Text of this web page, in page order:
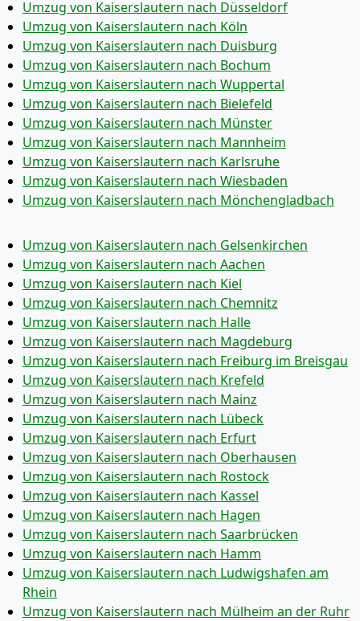
Umzug von Kaiserslautern nach Düsseldorf
Umzug von Kaiserslautern nach Köln
Umzug von Kaiserslautern nach Duisburg
Umzug von Kaiserslautern nach Bochum
Umzug von Kaiserslautern nach Wuppertal
Umzug von Kaiserslautern nach Bielefeld
Umzug von Kaiserslautern nach Münster
Umzug von Kaiserslautern nach Mannheim
Umzug von Kaiserslautern nach Karlsruhe
Umzug von Kaiserslautern nach Wiesbaden
Umzug von Kaiserslautern nach Mönchen­gladbach
Umzug von Kaiserslautern nach Gelsenkirchen
Umzug von Kaiserslautern nach Aachen
Umzug von Kaiserslautern nach Kiel
Umzug von Kaiserslautern nach Chemnitz
Umzug von Kaiserslautern nach Halle
Umzug von Kaiserslautern nach Magdeburg
Umzug von Kaiserslautern nach Freiburg im Breisgau
Umzug von Kaiserslautern nach Krefeld
Umzug von Kaiserslautern nach Mainz
Umzug von Kaiserslautern nach Lübeck
Umzug von Kaiserslautern nach Erfurt
Umzug von Kaiserslautern nach Oberhausen
Umzug von Kaiserslautern nach Rostock
Umzug von Kaiserslautern nach Kassel
Umzug von Kaiserslautern nach Hagen
Umzug von Kaiserslautern nach Saarbrücken
Umzug von Kaiserslautern nach Hamm
Umzug von Kaiserslautern nach Ludwigshafen am
Rhein
Umzug von Kaiserslautern nach Mülheim an der Ruhr